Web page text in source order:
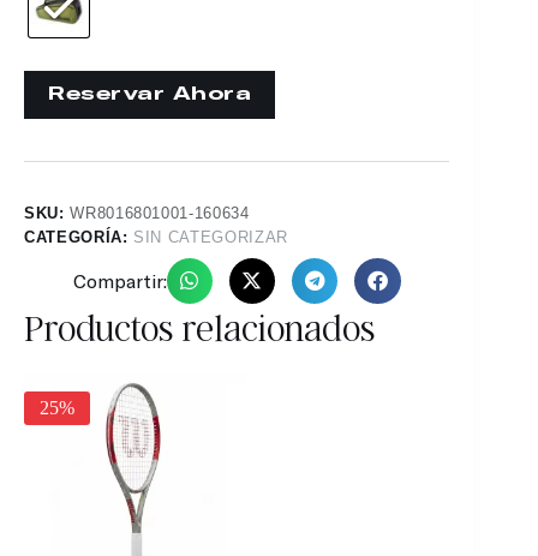
SKU:WR8016801001-160634
CATEGORÍA: SIN CATEGORIZAR
Compartir:
Productos relacionados
25%